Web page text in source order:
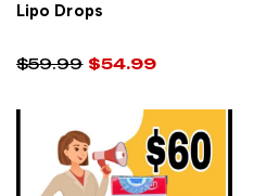
AÑADIR AL CARRITO
Lipo Drops
$59.99 $54.99